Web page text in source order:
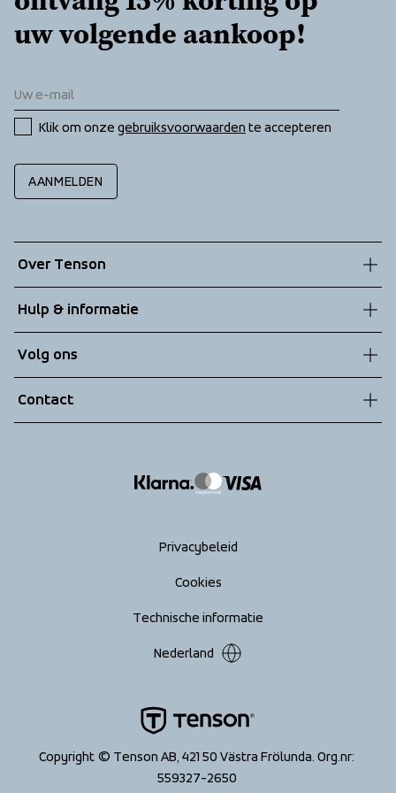
uw volgende aankoop!
Klik om onze gebruiksvoorwaarden te accepteren
AANMELDEN
Over Tenson
Duurzaamheid
Technologieën
Hulp & informatie
Algemene voorwaarden
Retouren
Volg ons
Contact
Copyright © Tenson AB, 421 50 Västra Frölunda. Org.nr:
559327-2650
Privacybeleid
Cookies
Technische informatie
Nederland